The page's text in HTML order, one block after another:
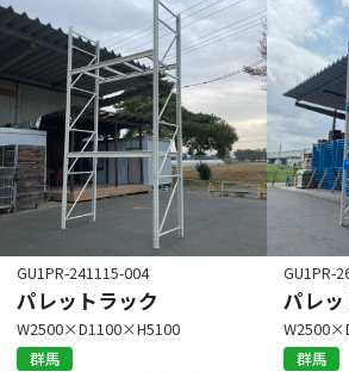
GU1PR-241115-004
パレットラック
W2500×D1100×H5100
群馬
GU1PR-
パレ
群馬